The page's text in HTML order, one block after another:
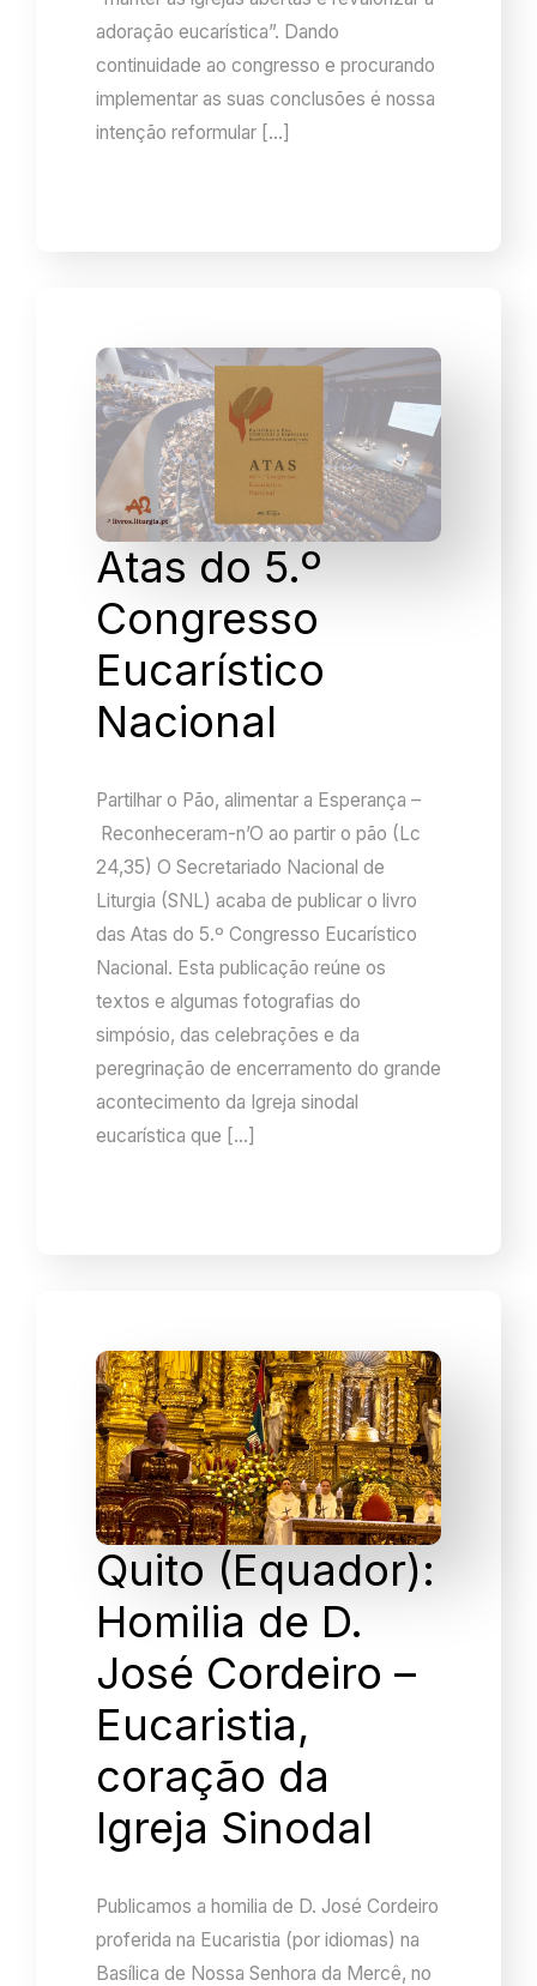
adoração eucarística”. Dando
continuidade ao congresso e procurando
implementar as suas conclusões é nossa
intenção reformular […]
Atas do 5.º
Congresso
Eucarístico
Nacional
Partilhar o Pão, alimentar a Esperança –
Reconheceram-n’O ao partir o pão (Lc
24,35) O Secretariado Nacional de
Liturgia (SNL) acaba de publicar o livro
das Atas do 5.º Congresso Eucarístico
Nacional. Esta publicação reúne os
textos e algumas fotografias do
simpósio, das celebrações e da
peregrinação de encerramento do grande
acontecimento da Igreja sinodal
eucarística que […]
Quito (Equador):
Homilia de D.
José Cordeiro –
Eucaristia,
coração da
Igreja Sinodal
Publicamos a homilia de D. José Cordeiro
proferida na Eucaristia (por idiomas) na
Basílica de Nossa Senhora da Mercê, no